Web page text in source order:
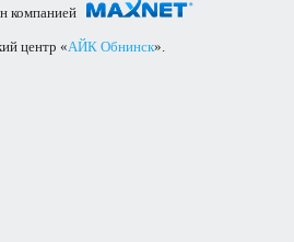
компанией
центр «АЙК Обнинск».